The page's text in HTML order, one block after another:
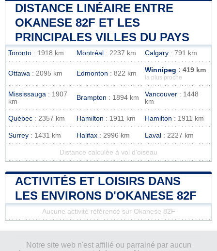
DISTANCE LINÉAIRE ENTRE
OKANESE 82F ET LES
PRINCIPALES VILLES DU PAYS
Toronto : 1918 km Montréal : 2237 km Calgary : 791 km
Ottawa : 2095 km Edmonton : 822 km Winnipeg : 419 km
la plus proche
Mississauga : 1907
km
Brampton : 1894 km Vancouver : 1448
km
Québec : 2357 km Hamilton : 1911 km Hamilton : 1911 km
Surrey : 1431 km Halifax : 2996 km Laval : 2227 km
Distance calculée à vol d'oiseau
ACTIVITÉS ET LOISIRS DANS
LES ENVIRONS D'OKANESE 82F
Aucune activité référencé sur Okanese 82F
Notre site web n'est affilié ou parrainé par aucun